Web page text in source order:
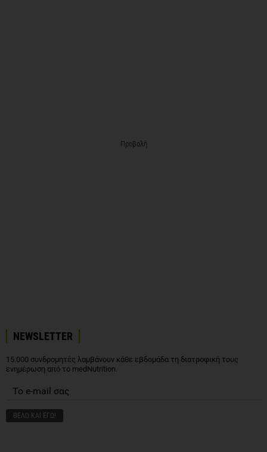
Προβολή
NEWSLETTER
15.000 συνδρομητές λαμβάνουν κάθε εβδομάδα τη διατροφική τους
ενημέρωση από το medNutrition.